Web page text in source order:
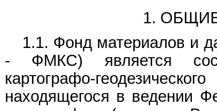
1.
1.1. Фонд материалов и
- ФМКС) является
картографо-
находящегося в ведении